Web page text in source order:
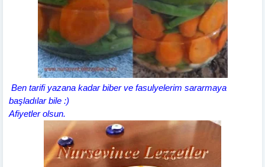
Ben tarifi yazana kadar biber ve fasulyelerim sararmaya
başladılar bile :)
Afiyetler olsun.